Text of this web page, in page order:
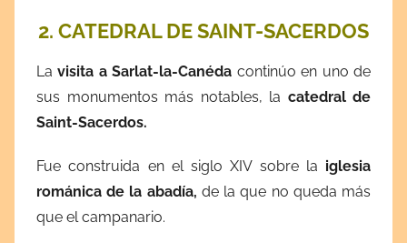
2. CATEDRAL DE SAINT-SACERDOS
Lavisita a Sarlat-la-Canéda continúo en uno de
sus monumentos más notables, la catedral de
Saint-Sacerdos.
Fue construida en el siglo XIV sobre la iglesia
románica de la abadía, de la que no queda más
que el campanario.